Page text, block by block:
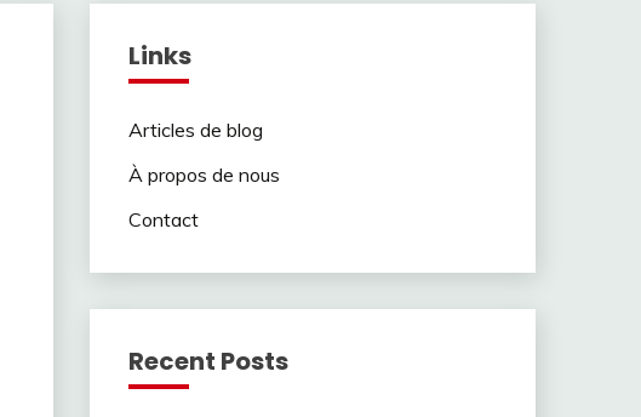
Links
Articles de blog
À propos de nous
Contact
Recent Posts